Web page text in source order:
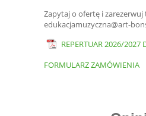
Zapytaj o ofertę i
edukacjamuzyczna@art-
REPERTUAR 2026/2027
FORMULARZ ZAMÓWIENIA